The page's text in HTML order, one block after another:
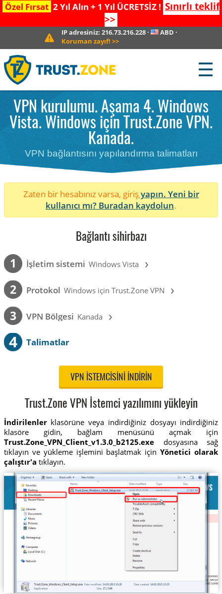
Özel Fırsat 2 Yıl Alın + 1 Yıl ÜCRETSİZ ! Sınırlı teklif
>>
IP adresiniz:216.73.216.228 · ABD ·
Koruman zayıf! >>
☰
VPN kurulumu. Aşama 4. Windows
Vista. Windows için Trust.Zone VPN.
Kanada.
VPN bağlantısını yapılandırma talimatları
Zaten bir hesabınız varsa, girişyapın. Yeni bir
kullanıcı mı? Buradan kaydolun.
Bağlantı sihirbazı
1 İşletim sistemi Windows Vista ›
2 Protokol Windows için Trust.Zone VPN ›
3 VPN Bölgesi Kanada ›
4 Talimatlar
VPN ISTEMCISINI INDIRIN
Trust.Zone VPN İstemci yazılımını yükleyin
İndirilenlerklasörüne veya indirdiğiniz dosyayı indirdiğiniz
klasöre gidin, bağlam menüsünü açmak için
Trust.Zone_VPN_Client_v1.3.0_b2125.exedosyasına sağ
tıklayın ve yükleme işlemini başlatmak içinYönetici olarak
çalıştır'a tıklayın.